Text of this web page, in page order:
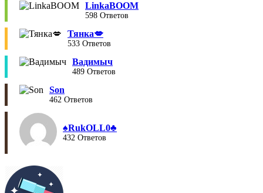
LinkaBOOM
598 Ответов
Тянка💋
533 Ответов
Вадимыч
489 Ответов
Son
462 Ответов
♠︎RukOLL0♣︎
432 Ответов